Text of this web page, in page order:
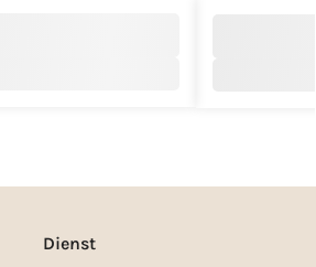
Dienst